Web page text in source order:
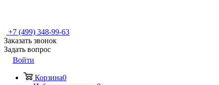
+7 (499) 348-99-63
Заказать звонок
Задать вопрос
Войти
Корзина0